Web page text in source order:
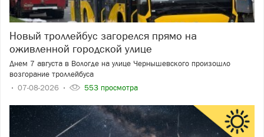
Новый троллейбус загорелся прямо на
оживленной городской улице
Днем 7 августа в Вологде на улице Чернышевского произошло
возгорание троллейбуса
07-08-2026
553 просмотра